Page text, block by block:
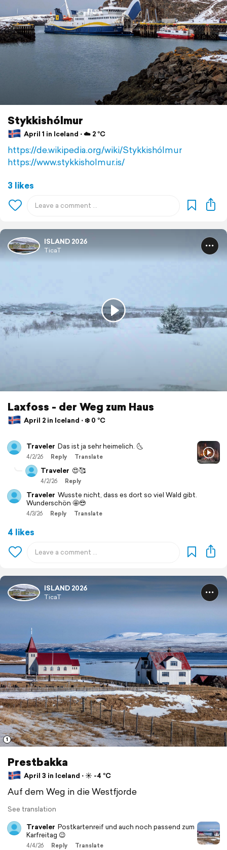
Stykkishólmur
April 1 in Iceland ⋅ ☁️ 2 °C
https://de.wikipedia.org/wiki/Stykkishólmur
https://www.stykkisholmur.is/
3 likes
ISLAND 2026
TicaT
Laxfoss - der Weg zum Haus
April 2 in Iceland ⋅ ❄️ 0 °C
Traveler Das ist ja sehr heimelich. 🌜
4/2/26 Reply Translate
Traveler 😍🥰
4/2/26 Reply
Traveler Wusste nicht, dass es dort so viel Wald gibt.
Wunderschön 🤩😎
4/3/26 Reply Translate
4 likes
ISLAND 2026
TicaT
1
Prestbakka
April 3 in Iceland ⋅ ☀️ -4 °C
Auf dem Weg in die Westfjorde
See translation
Traveler Postkartenreif und auch noch passend zum
Karfreitag 😉
4/4/26 Reply Translate